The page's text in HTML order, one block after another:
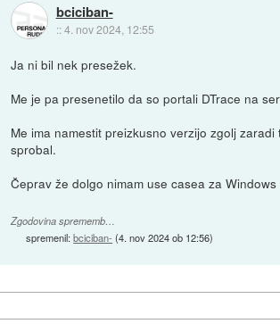
bciciban-
::4. nov 2024, 12:55
Ja ni bil nek presežek.
Me je pa presenetilo da so portali DTrace na
Me ima namestit preizkusno verzijo zgolj zaradi
sprobal.
Čeprav že dolgo nimam use casea za Windows
Zgodovina sprememb…
spremenil:bciciban- (4. nov 2024 ob 12:56)